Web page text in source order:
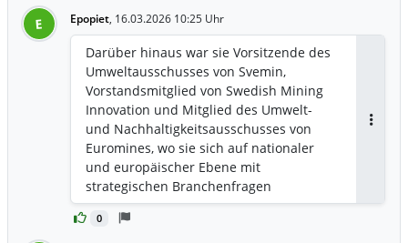
Organisationsentwicklung einzubringen“,
sagte Charlotte Odenberger, die
designierte COO.
E Epopiet, 16.03.2026 10:25 Uhr
0
Darüber hinaus war sie Vorsitzende des
Umweltausschusses von Svemin,
Vorstandsmitglied von Swedish Mining
Innovation und Mitglied des Umwelt-
und Nachhaltigkeitsausschusses von
Euromines, wo sie sich auf nationaler
und europäischer Ebene mit
strategischen Branchenfragen
auseinandersetzte. Sie besitzt einen
Master-Abschluss in Geologie und